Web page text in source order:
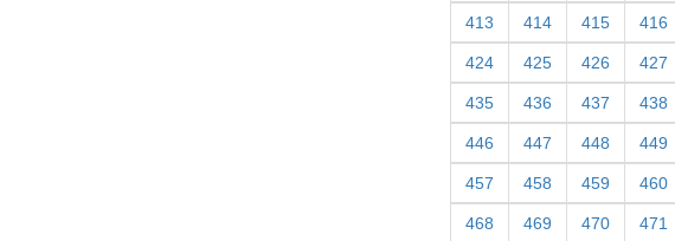
413 414 415 416
424 425 426 427
435 436 437 438
446 447 448 449
457 458 459 460
468 469 470 471